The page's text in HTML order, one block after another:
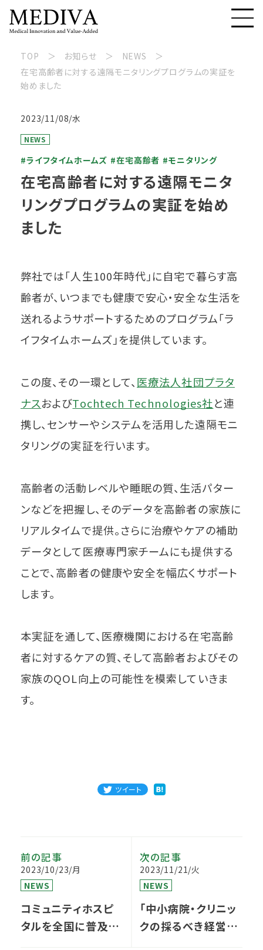
TOP お知らせ
NEWS
在宅高齢者に対する遠隔モニタリングプログラムの実証を
始めました
2023/11/08/水
NEWS
#ライフタイムホームズ #在宅高齢者 #モニタリング
在宅高齢者に対する遠隔モニタ
リングプログラムの実証を始め
ました
弊社では「人生100年時代」に自宅で暮らす高
齢者が、いつまでも健康で安心・安全な生活を
送れるようサポートするためのプログラム「ラ
イフタイムホームズ」を提供しています。
この度、その一環として、 医療法人社団プラタ
ナスおよびTochtech Technologies社と連
携し、センサーやシステムを活用した遠隔モニ
タリングの実証を行います。
高齢者の活動レベルや睡眠の質、生活パター
ンなどを把握し、そのデータを高齢者の家族に
リアルタイムで提供。さらに治療やケアの補助
データとして医療専門家チームにも提供する
ことで、高齢者の健康や安全を幅広くサポート
します。
本実証を通して、医療機関における在宅高齢
者に対するケアの質、そして高齢者およびその
家族のQOL向上の可能性を模索していきま
す。
ツイート
前の記事
2023/10/23/月
NEWS
コミュニティホスピ
タルを全国に普及／
次の記事
2023/11/21/火
NEWS
「中小病院・クリニッ
クの採るべき経営戦